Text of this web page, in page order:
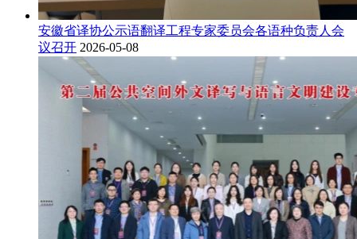
安徽省译协公示语翻译工程专家委员会各语种负责人会
议召开 2026-05-08